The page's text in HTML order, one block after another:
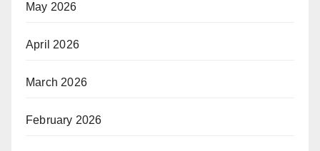
May 2026
April 2026
March 2026
February 2026